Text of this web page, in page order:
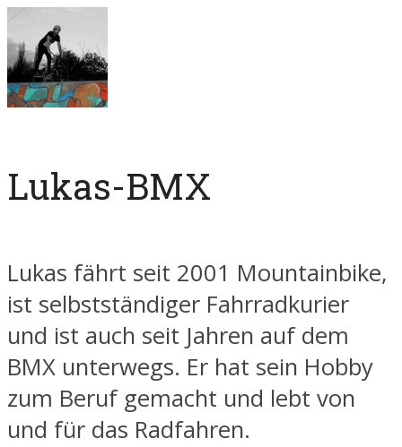
Lukas-BMX
Lukas fährt seit 2001 Mountainbike,
ist selbstständiger Fahrradkurier
und ist auch seit Jahren auf dem
BMX unterwegs. Er hat sein Hobby
zum Beruf gemacht und lebt von
und für das Radfahren.